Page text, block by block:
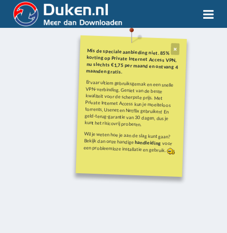
Mis de speciale aanbieding niet. 85%
korting op Private Internet Access VPN,
nu slechts €1,75 per maand en ontvang 4
maanden gratis.
Ervaar ultiem gebruiksgemak en een snelle
VPN-verbinding. Geniet van de beste
kwaliteit voor de scherpste prijs. Met
Private Internet Access kun je moeiteloos
torrents, Usenet en Netflix gebruiken! En
geld-terug-garantie van 30 dagen, dus je
kunt het risicovrij proberen.
Wil je weten hoe je aan de slag kunt gaan?
Bekijk dan onze handigehandleiding voor
een probleemloze installatie en gebruik.